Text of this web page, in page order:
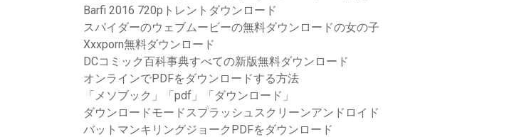
Barfi 2016 720pトレントダウンロード
スパイダーのウェブムービーの無料ダウンロードの女の子
Xxxporn無料ダウンロード
DCコミック百科事典すべての新版無料ダウンロード
オンラインでPDFをダウンロードする方法
「メソブック」「pdf」「ダウンロード」
ダウンロードモードスプラッシュスクリーンアンドロイド
バットマンキリングジョークPDFをダウンロード